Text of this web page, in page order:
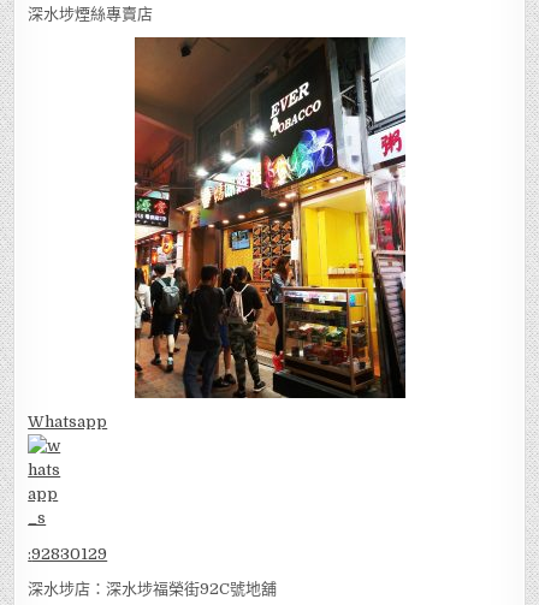
深水埗煙絲專賣店
Whatsapp
:92830129
深水埗店：深水埗福榮街92C號地舖